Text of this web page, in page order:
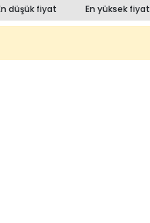
düşük fiyat En yüksek fiyat